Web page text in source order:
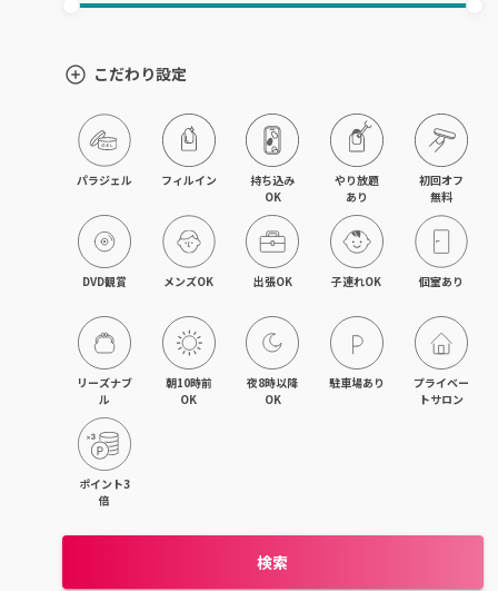
東三国・十三・淀川区
京橋・都島区
鶴見区・城東区・旭区
東成区・生野区
住吉区・住之江区・西成区
平野区・東住吉区
大正・九条・弁天町
枚方・寝屋川・交野
こだわり設定
パラジェル フィルイン
持ち込み
OK
やり放題
あり
初回オフ
無料
DVD観賞 メンズOK 出張OK 子連れOK 個室あり
リーズナブ
ル
朝10時前
OK
夜8時以降
OK
駐車場あり
プライベー
トサロン
ポイント3
倍
検索